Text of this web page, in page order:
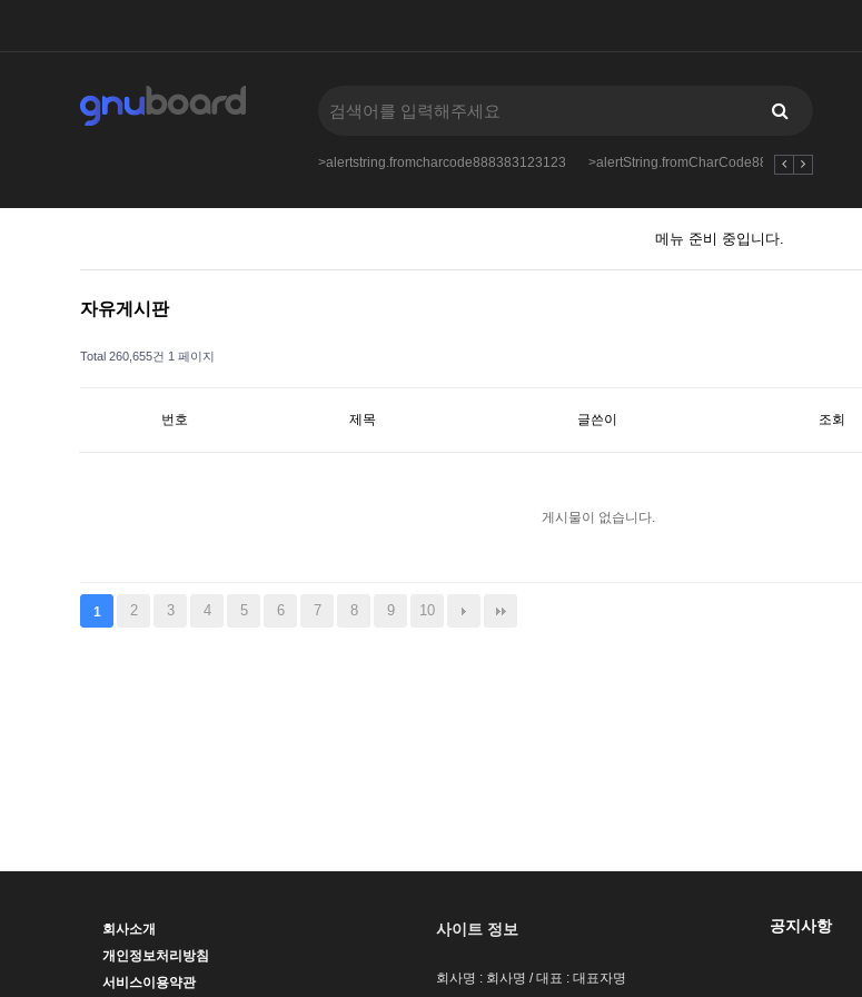
>alertstring.fromcharcode888383123123 >alertString.fromCharCode888383123123123
메뉴 준비 중입니다.
자유게시판
Total 260,655건 1 페이지
번호 제목 글쓴이 조회
게시물이 없습니다.
1 2 3 4 5 6 7 8 9 10
회사소개
개인정보처리방침
서비스이용약관
사이트 정보
회사명 : 회사명 / 대표 : 대표자명
공지사항